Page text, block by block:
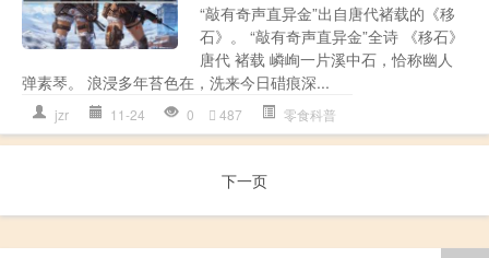
“敲有奇声直异金”出自唐代褚载的《移
石》。 “敲有奇声直异金”全诗 《移石》
唐代 褚载 嶙峋一片溪中石，恰称幽人
弹素琴。 浪浸多年苔色在，洗来今日碏痕深...
jzr 11-24 0 487 零食科普
下一页